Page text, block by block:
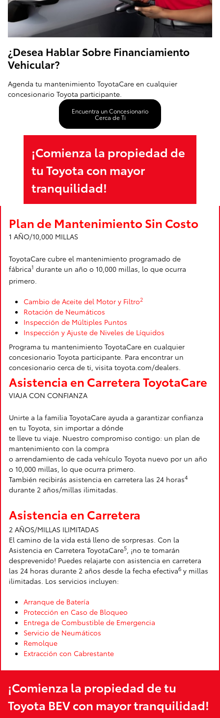
¿Desea Hablar Sobre Financiamiento
Vehicular?
Agenda tu mantenimiento ToyotaCare en cualquier
concesionario Toyota participante.
Encuentra un Concesionario
Cerca de Ti
¡Comienza la propiedad de
tu Toyota con mayor
tranquilidad!
Plan de Mantenimiento Sin Costo
1 AÑO/10,000 MILLAS
ToyotaCare cubre el mantenimiento programado de
fábrica1 durante un año o 10,000 millas, lo que ocurra
primero.
Cambio de Aceite del Motor y Filtro2
Rotación de Neumáticos
Inspección de Múltiples Puntos
Inspección y Ajuste de Niveles de Líquidos
Programa tu mantenimiento ToyotaCare en cualquier
concesionario Toyota participante. Para encontrar un
concesionario cerca de ti, visita toyota.com/dealers.
Asistencia en Carretera ToyotaCare
VIAJA CON CONFIANZA
Unirte a la familia ToyotaCare ayuda a garantizar confianza
en tu Toyota, sin importar a dónde
te lleve tu viaje. Nuestro compromiso contigo: un plan de
mantenimiento con la compra
o arrendamiento de cada vehículo Toyota nuevo por un año
o 10,000 millas, lo que ocurra primero.
También recibirás asistencia en carretera las 24 horas4
durante 2 años/millas ilimitadas.
Asistencia en Carretera
2 AÑOS/MILLAS ILIMITADAS
El camino de la vida está lleno de sorpresas. Con la
Asistencia en Carretera ToyotaCare5, ¡no te tomarán
desprevenido! Puedes relajarte con asistencia en carretera
las 24 horas durante 2 años desde la fecha efectiva6 y millas
ilimitadas. Los servicios incluyen:
Arranque de Batería
Protección en Caso de Bloqueo
Entrega de Combustible de Emergencia
Servicio de Neumáticos
Remolque
Extracción con Cabrestante
¡Comienza la propiedad de tu
Toyota BEV con mayor tranquilidad!